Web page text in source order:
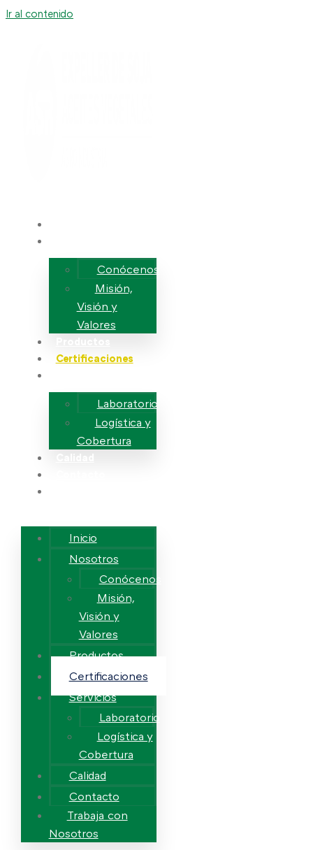
Ir al contenido
Conócenos
Misión,
Visión y
Valores
Certificaciones
Laboratorio
Logística y
Cobertura
Inicio
Nosotros
Conócenos
Misión,
Visión y
Valores
Productos
Certificaciones
Servicios
Laboratorio
Logística y
Cobertura
Calidad
Contacto
Trabaja con
Nosotros